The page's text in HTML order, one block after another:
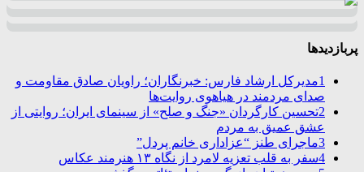
پربازدیدها
1مدیرکل ارشاد فارس: خبرنگاران؛ راویان صادق مقاومت و
صدای مردمند در هیاهوی روایت‌ها
2تحسین کارگردان «جنگ و صلح» از سینمای ایران؛ روایتی از
عشق عمیق به مردم
3ماجرای طنز “عزاداری خانم پردل”
4سفر به قلب تعزیه لامرد از نگاه ۱۳ هنرمند عکاس